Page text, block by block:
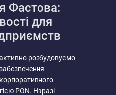
Фастова:
для
розбудовуємо
PON. Наразі